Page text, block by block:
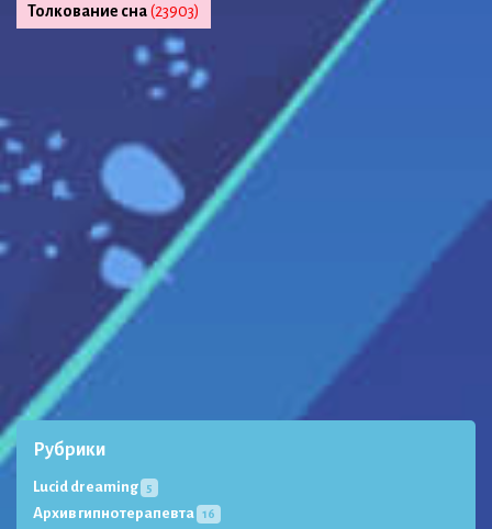
Толкование сна(23903)
Рубрики
Lucid dreaming 5
Архив гипнотерапевта 16